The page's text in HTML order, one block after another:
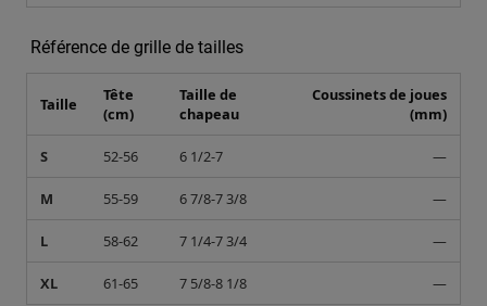
Référence de grille de tailles
Taille
Tête
(cm)
Taille de
chapeau
Coussinets de joues
(mm)
S 52-56 6 1/2-7 —
M 55-59 6 7/8-7 3/8 —
L 58-62 7 1/4-7 3/4 —
XL 61-65 7 5/8-8 1/8 —